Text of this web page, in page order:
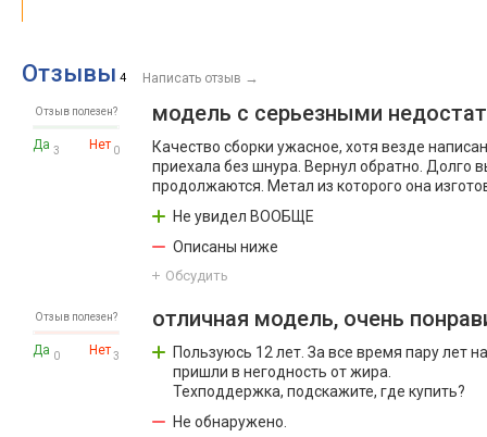
Отзывы 4 Написать отзыв →
Отзыв полезен?
Да 3 Нет 0
модель с серьезными
Качество сборки ужасное, хотя везде
приехала без шнура. Вернул обратно. Долго
продолжаются. Метал из которого она
Не увидел ВООБЩЕ
Описаны ниже
Обсудить
Отзыв полезен?
Да 0 Нет 3
отличная модель, очень
Пользуюсь 12 лет. За все время пару лет
пришли в негодность от жира.
Техподдержка, подскажите, где купить?
Не обнаружено.